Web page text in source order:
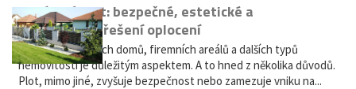
Hliníkový plot: bezpečné, estetické a
bezúdržbové řešení oplocení
Oplocení rodinných domů, firemních areálů a dalších typů
nemovitostí je důležitým aspektem. A to hned z několika důvodů.
Plot, mimo jiné, zvyšuje bezpečnost nebo zamezuje vniku na...